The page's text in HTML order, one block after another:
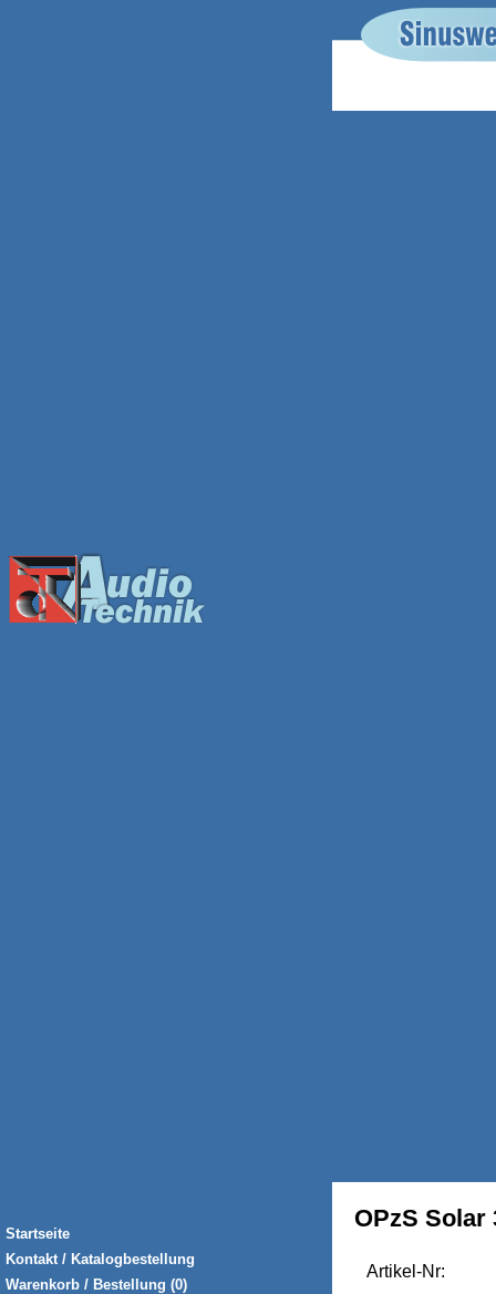
Startseite
Kontakt / Katalogbestellung
Warenkorb / Bestellung (0)
OPzS Solar
Artikel-Nr: